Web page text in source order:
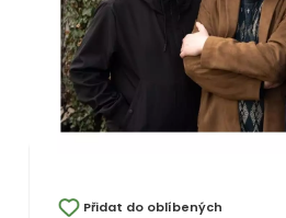
Přidat do oblíbených